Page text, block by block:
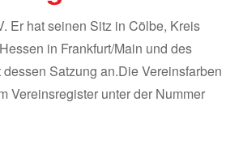
Er hat seinen Sitz in Cölbe, Kreis
in Frankfurt/Main und des
Satzung an.Die Vereinsfarben
Vereinsregister unter der Nummer